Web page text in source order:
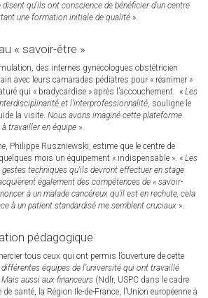
qu’ils ont conscience de bénéficier d’un centre
une formation initiale de qualité ».
« savoir-être »
des internes gynécologues obstétricien
avec leurs camarades pédiatres pour « réanimer »
qui « bradycardise » après l’accouchement. « Les
et l’interprofessionnalité, souligne le
la visite. Nous avons imaginé cette plateforme
travailler en équipe ».
Philippe Ruszniewski, estime que le centre de
mois un équipement « indispensable ». « Les
techniques qu’ils devront effectuer en stage
également des compétences de « savoir-
à un malade cancéreux qu’il est en rechute, cela
à un patient standardisé me semblent cruciaux ».
pédagogique
tous ceux qui ont permis l’ouverture de cette
différentes équipes de l’université qui ont travaillé
aussi aux financeurs (Ndlr, USPC dans le cadre
de santé, la Région Ile-de-France, l’Union européenne à